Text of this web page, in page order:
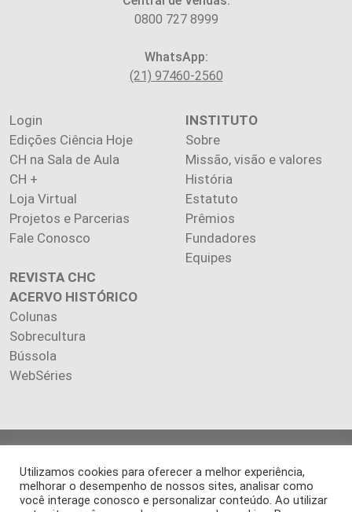
0800 727 8999
WhatsApp:
(21) 97460-2560
Login
Edições Ciência Hoje
CH na Sala de Aula
CH +
Loja Virtual
Projetos e Parcerias
Fale Conosco
INSTITUTO
Sobre
Missão, visão e valores
História
Estatuto
Prêmios
Fundadores
Equipes
REVISTA CHC
ACERVO HISTÓRICO
Colunas
Sobrecultura
Bússola
WebSéries
reservados.
Os artigos publicados na revista refletem exclusivamente a
opinião de seus autores.
Utilizamos cookies para oferecer a melhor experiência,
melhorar o desempenho de nossos sites, analisar como
você interage conosco e personalizar conteúdo. Ao utilizar